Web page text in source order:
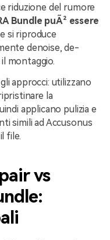
riduzione del rumore
Bundle puÃ² essere
si riproduce
denoise, de-
montaggio.
approcci: utilizzano
la
applicano pulizia e
simili ad Accusonus
file.
vs